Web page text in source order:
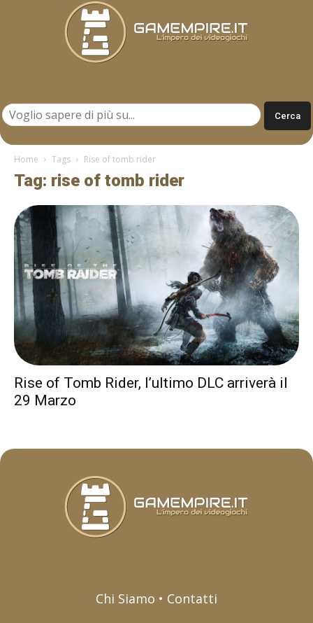
Home Tags Rise of tomb rider
Tag: rise of tomb rider
Rise of Tomb Rider, l’ultimo DLC arriverà il
29 Marzo
Chi Siamo • Contatti